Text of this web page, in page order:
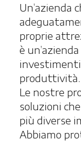
Un’azienda
proprie
è
produttività.
Le nostre
soluzioni
più diverse
Abbiamo